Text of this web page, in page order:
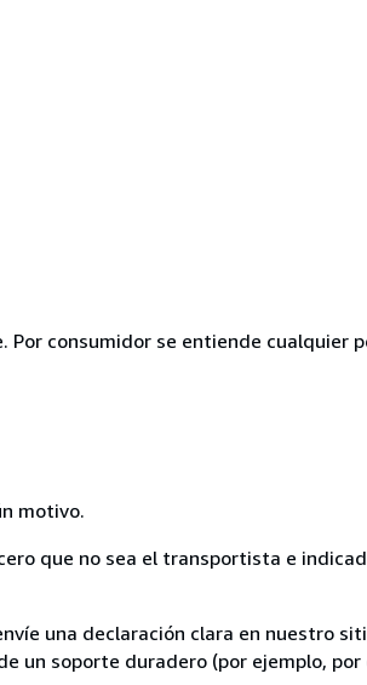
consumidor se entiende cualquier
motivo.
que no sea el transportista e
una declaración clara en nuestro
un soporte duradero (por ejemplo,